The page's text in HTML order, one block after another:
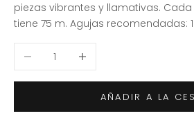
piezas vibrantes y llamativas. Cada
tiene 75 m. Agujas recomendadas:
Reducir cantidadAumentar cantidad
AÑADIR A LA